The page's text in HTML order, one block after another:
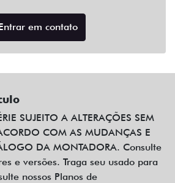
em contato
SUJEITO A ALTERAÇÕES SEM
COM AS MUDANÇAS E
DA MONTADORA. Consulte
e versões. Traga seu usado para
nossos Planos de